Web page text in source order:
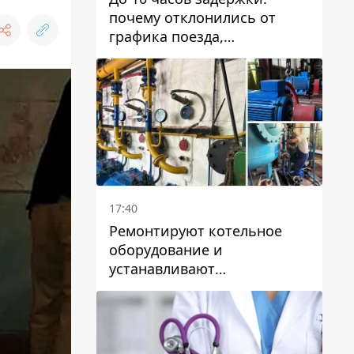
почему отклонились от
графика поезда,
курсирующие через Днепр
и область
17:40
Ремонтируют котельное
оборудование и
устанавливают
генераторные установки:
как в Днепре готовятся к
отопительному сезону